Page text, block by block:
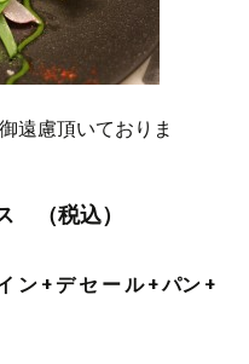
遠慮頂いておりま
（税込）
デ セ ー ル + パン +